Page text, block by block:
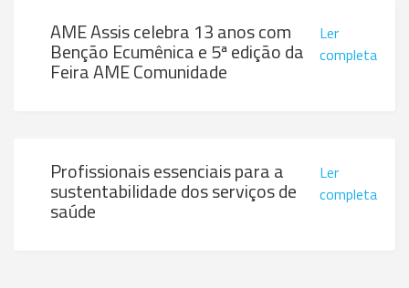
AME Assis celebra 13 anos com
Benção Ecumênica e 5ª edição da
Feira AME Comunidade
Ler
completa
Profissionais essenciais para a
sustentabilidade dos serviços de
saúde
Ler
completa